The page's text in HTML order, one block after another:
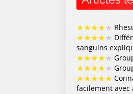
★★★★★
★★★★★
sanguins
★★★★★
★★★★★
★★★★★
facilement avec